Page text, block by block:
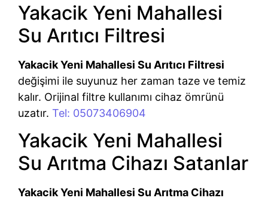
Yakacik Yeni Mahallesi
Su Arıtıcı Filtresi
Yakacik Yeni Mahallesi Su Arıtıcı Filtresi
değişimi ile suyunuz her zaman taze ve temiz
kalır. Orijinal filtre kullanımı cihaz ömrünü
uzatır. Tel: 05073406904
Yakacik Yeni Mahallesi
Su Arıtma Cihazı Satanlar
Yakacik Yeni Mahallesi Su Arıtma Cihazı